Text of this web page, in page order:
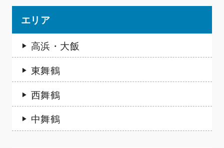
エリア
高浜・大飯
東舞鶴
西舞鶴
中舞鶴